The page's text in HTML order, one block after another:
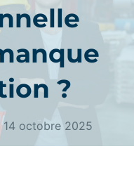
?
14 octobre 2025